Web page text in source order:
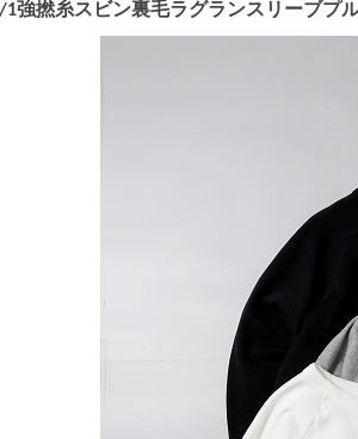
強撚糸スビン裏毛ラグランスリーブプ